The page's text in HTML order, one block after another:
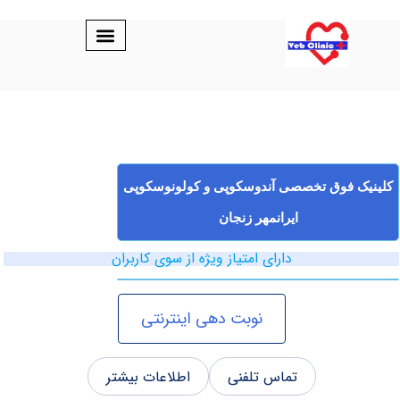
فوق تخصصی آندوسکوپی و کولونوسکوپی
ایرانمهر زنجان
دارای امتیاز ویژه از سوی کاربران
نوبت دهی اینترنتی
تماس تلفنی اطلاعات بیشتر